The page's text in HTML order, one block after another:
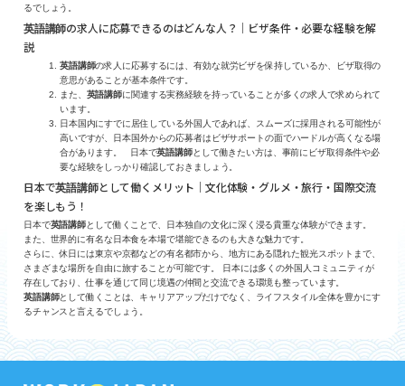
るでしょう。
英語講師の求人に応募できるのはどんな人？｜ビザ条件・必要な経験を解
説
英語講師の求人に応募するには、有効な就労ビザを保持しているか、ビザ取得の
意思があることが基本条件です。
また、 英語講師に関連する実務経験を持っていることが多くの求人で求められて
います。
日本国内にすでに居住している外国人であれば、スムーズに採用される可能性が
高いですが、日本国外からの応募者はビザサポートの面でハードルが高くなる場
合があります。 日本で英語講師として働きたい方は、事前にビザ取得条件や必
要な経験をしっかり確認しておきましょう。
日本で英語講師として働くメリット｜文化体験・グルメ・旅行・国際交流
を楽しもう！
日本で英語講師として働くことで、日本独自の文化に深く浸る貴重な体験ができます。
また、世界的に有名な日本食を本場で堪能できるのも大きな魅力です。
さらに、休日には東京や京都などの有名都市から、地方にある隠れた観光スポットまで、
さまざまな場所を自由に旅することが可能です。 日本には多くの外国人コミュニティが
存在しており、仕事を通じて同じ境遇の仲間と交流できる環境も整っています。
英語講師として働くことは、キャリアアップだけでなく、ライフスタイル全体を豊かにす
るチャンスと言えるでしょう。